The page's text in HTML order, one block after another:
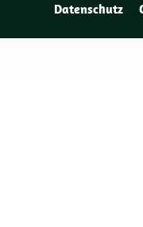
Datenschutz